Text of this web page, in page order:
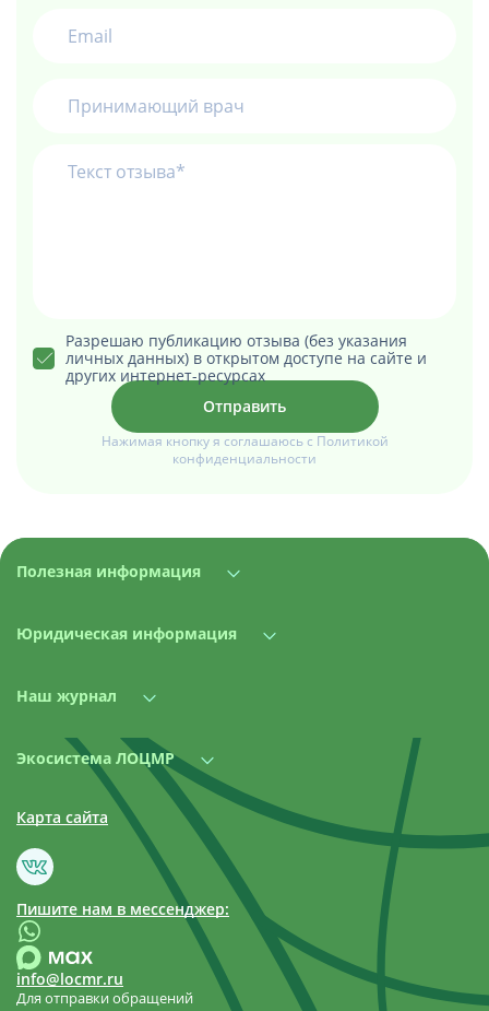
Разрешаю публикацию отзыва (без указания
личных данных) в открытом доступе на сайте и
других интернет-ресурсах
Нажимая кнопку я соглашаюсь с Политикой
конфиденциальности
Полезная информация
Юридическая информация
Наш журнал
Экосистема ЛОЦМР
Карта сайта
Пишите нам в мессенджер:
info@locmr.ru
Для отправки обращений